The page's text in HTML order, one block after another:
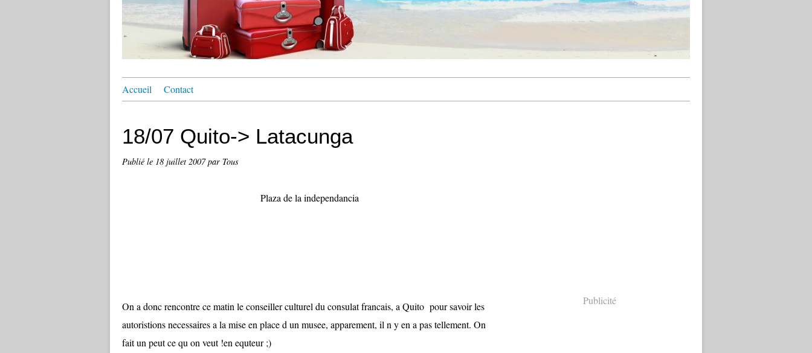
Accueil Contact
18/07 Quito-> Latacunga
Publié le 18 juillet 2007par Tous
Plaza de la independancia
On a donc rencontre ce matin le conseiller culturel du consulat francais, a Quito pour savoir les
autoristions necessaires a la mise en place d un musee, apparement, il n y en a pas tellement. On
fait un peut ce qu on veut !en equteur ;)
Publicité